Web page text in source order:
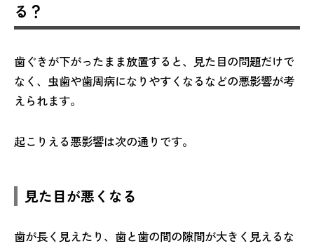
る？
歯ぐきが下がったまま放置すると、見た目の問題だけで
なく、虫歯や歯周病になりやすくなるなどの悪影響が考
えられます。
起こりえる悪影響は次の通りです。
見た目が悪くなる
歯が長く見えたり、歯と歯の間の隙間が大きく見えるな